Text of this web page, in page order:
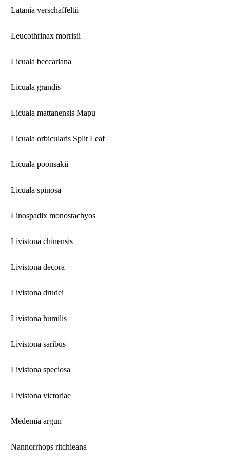
Latania verschaffeltii
Leucothrinax morrisii
Licuala beccariana
Licuala grandis
Licuala mattanensis Mapu
Licuala orbicularis Split Leaf
Licuala poonsakii
Licuala spinosa
Linospadix monostachyos
Livistona chinensis
Livistona decora
Livistona drudei
Livistona humilis
Livistona saribus
Livistona speciosa
Livistona victoriae
Medemia argun
Nannorrhops ritchieana